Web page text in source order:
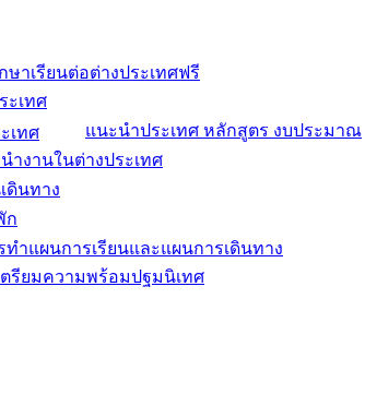
ษาเรียนต่อต่างประเทศฟรี
ะเทศ
แนะนำประเทศ หลักสูตร งบประมาณ
ำงานในต่างประเทศ
ดินทาง
ก
ทำแผนการเรียนและแผนการเดินทาง
ตรียมความพร้อมปฐมนิเทศ